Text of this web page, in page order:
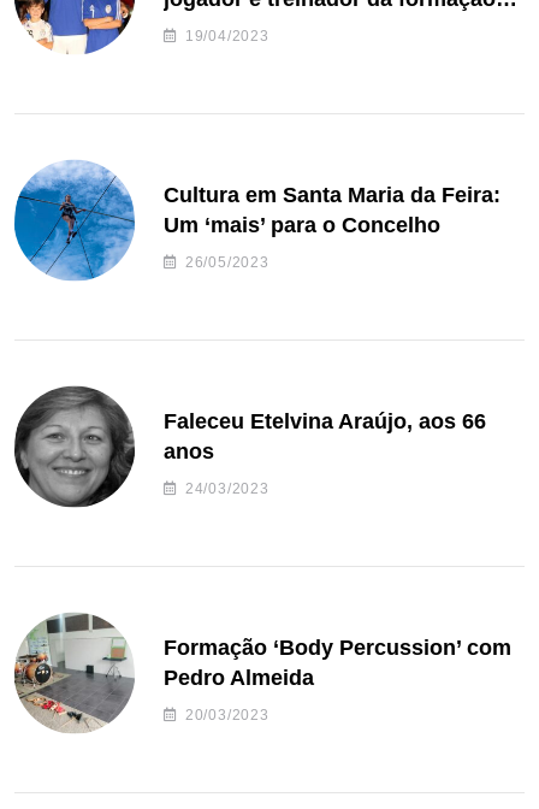
de andebol do Feirense
19/04/2023
Cultura em Santa Maria da Feira:
Um ‘mais’ para o Concelho
26/05/2023
Faleceu Etelvina Araújo, aos 66
anos
24/03/2023
Formação ‘Body Percussion’ com
Pedro Almeida
20/03/2023